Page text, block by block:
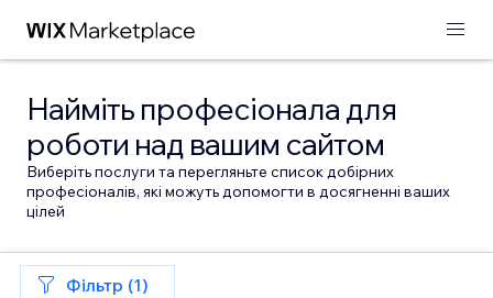
Найміть професіонала для
роботи над вашим сайтом
Виберіть послуги та перегляньте список добірних
професіоналів, які можуть допомогти в досягненні ваших
цілей
Фільтр (1)